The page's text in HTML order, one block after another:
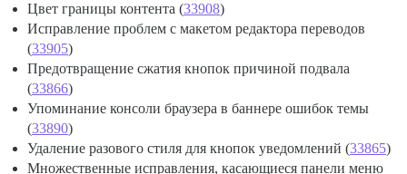
Цвет границы контента (33908)
Исправление проблем с макетом редактора переводов
(33905)
Предотвращение сжатия кнопок причиной подвала
(33866)
Упоминание консоли браузера в баннере ошибок темы
(33890)
Удаление разового стиля для кнопок уведомлений (33865)
Множественные исправления, касающиеся панели меню